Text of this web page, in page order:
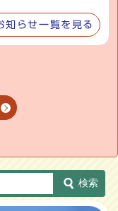
知らせ一覧を見る
検索